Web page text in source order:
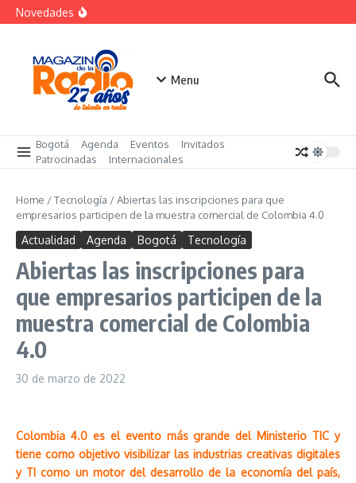
Saltar al contenido
Novedades
La posesión presidencial se verá en especial de DNEWS
sustitución de la coca
Menu
Bogotá Agenda Eventos
Invitados
Patrocinadas
Internacionales
Home /Tecnología /Abiertas las inscripciones para que
empresarios participen de la muestra comercial de Colombia 4.0
Actualidad Agenda Bogotá Tecnología
Abiertas las inscripciones para
que empresarios participen de la
muestra comercial de Colombia
4.0
30 de marzo de 2022
Colombia 4.0 es el evento más grande del Ministerio TIC y
tiene como objetivo visibilizar las industrias creativas digitales
y TI como un motor del desarrollo de la economía del país,